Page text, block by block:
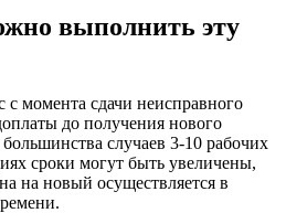
выполнить эту
с момента сдачи неисправного
до получения нового
большинства случаев 3-10 рабочих
сроки могут быть увеличены,
на новый осуществляется в